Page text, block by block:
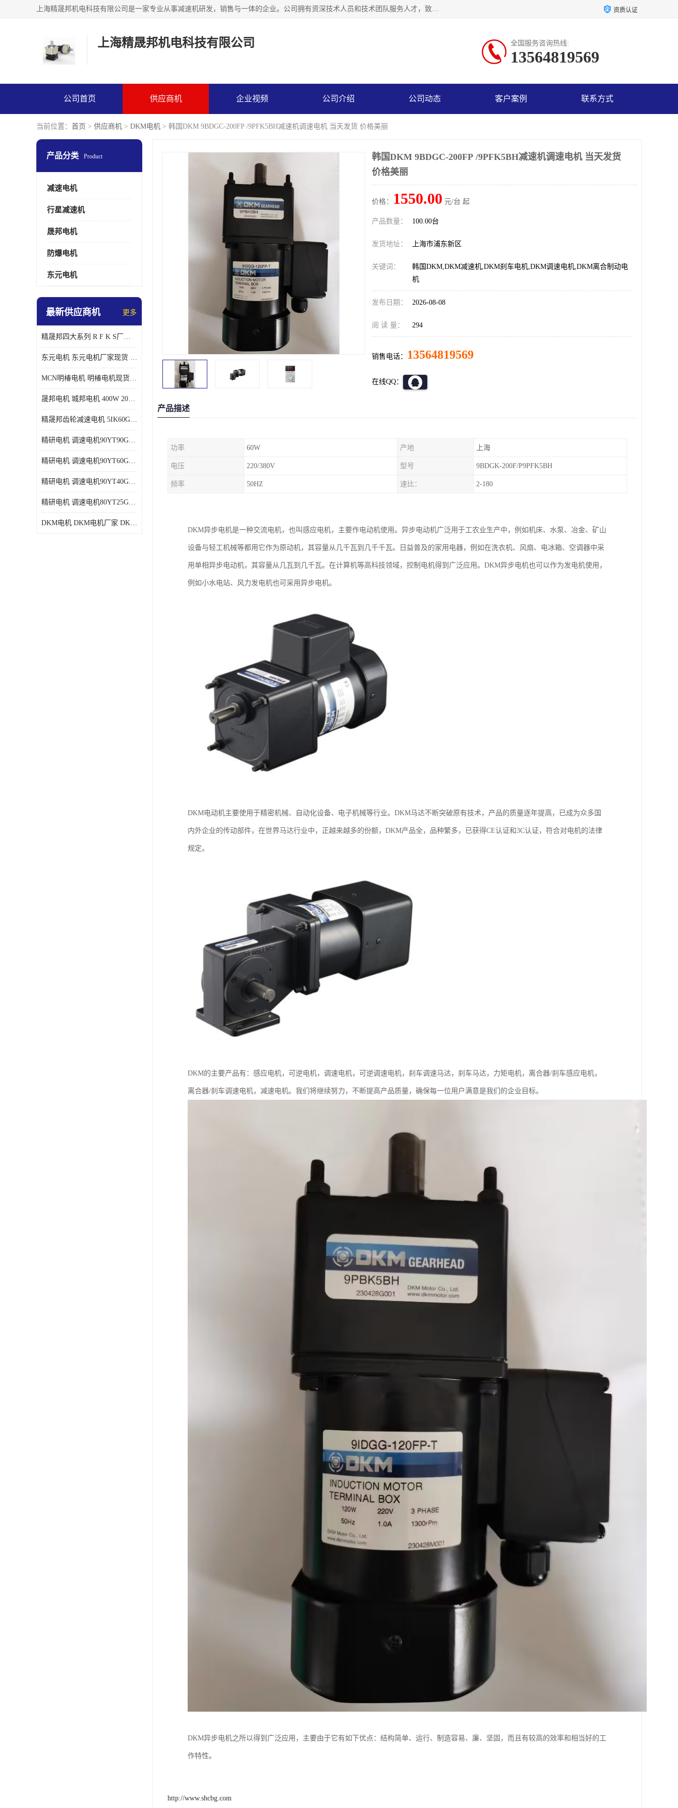
上海精晟邦机电科技有限公司是一家专业从事减速机研发，销售与一体的企业。公司拥有资深技术人员和技术团队服务人才，致力于为广大客户提供专业，细致的产品服务。主营产品有：中型减速电机，微型调速电机，精密行星减速机，蜗轮蜗杆减速机，RFKS四大系列减速机，SKM双曲面齿轮减速机，齿轮减速电机，行星减速机，防爆电机，变频器等系列；产品广泛用于汽车，船舶，能源，环保，包装，物流等领域，欢迎咨询。 资质认证
上海精晟邦机电科技有限公司 全国服务咨询热线:
13564819569
公司首页 供应商机 企业视频 公司介绍 公司动态 客户案例 联系方式
当前位置： 首页 > 供应商机 > DKM电机 > 韩国DKM 9BDGC-200FP /9PFK5BH减速机调速电机 当天发货 价格美丽
产品分类 Product
减速电机
行星减速机
晟邦电机
防爆电机
东元电机
最新供应商机 更多
精晟邦四大系列 R F K S厂家现货 批发价格
东元电机 东元电机厂家现货 东元电机批发价格
MCN明椿电机 明椿电机现货 明椿电机批发价格
晟邦电机 城邦电机 400W 200W 库电机 德大库 臂电机
精晟邦齿轮减速电机 5IK60GU-CF/5IK60RGU-CF调速电机厂家现货批发价格
精研电机 调速电机90YT90GV22厂家现货批发价格
精研电机 调速电机90YT60GV22厂家现货批发价格
精研电机 调速电机90YT40GV22厂家现货批发价格
精研电机 调速电机80YT25GV22厂家现货批发价格
DKM电机 DKM电机厂家 DKM减速机现货批发价格
韩国DKM 9BDGC-200FP /9PFK5BH减速机调速电机 当天发货
价格美丽
价格： 1550.00 元/台 起
产品数量： 100.00台
发货地址： 上海市浦东新区
关键词：
韩国DKM,DKM减速机,DKM刹车电机,DKM调速电机,DKM离合制动电
机
发布日期： 2026-08-08
阅 读 量： 294
销售电话： 13564819569
在线QQ：
产品描述
功率 60W 产地 上海
电压 220/380V 型号 9BDGK-200F/P9PFK5BH
频率 50HZ 速比： 2-180
DKM异步电机是一种交流电机，也叫感应电机，主要作电动机使用。异步电动机广泛用于工农业生产中，例如机床、水泵、冶金、矿山
设备与轻工机械等都用它作为原动机，其容量从几千瓦到几千千瓦。日益普及的家用电器，例如在洗衣机、风扇、电冰箱、空调器中采
用单相异步电动机，其容量从几瓦到几千瓦。在计算机等高科技领域，控制电机得到广泛应用。DKM异步电机也可以作为发电机使用，
例如小水电站、风力发电机也可采用异步电机。
DKM电动机主要使用于精密机械、自动化设备、电子机械等行业。DKM马达不断突破原有技术，产品的质量逐年提高，已成为众多国
内外企业的传动部件，在世界马达行业中，正越来越多的份额，DKM产品全，品种繁多，已获得CE认证和3C认证，符合对电机的法律
规定。
DKM的主要产品有：感应电机，可逆电机，调速电机，可逆调速电机，刹车调速马达，刹车马达，力矩电机，离合器/刹车感应电机，
离合器/刹车调速电机，减速电机。我们将继续努力，不断提高产品质量，确保每一位用户满意是我们的企业目标。
DKM异步电机之所以得到广泛应用，主要由于它有如下优点：结构简单、运行、制造容易、廉、坚固，而且有较高的效率和相当好的工
作特性。
http://www.shcbg.com